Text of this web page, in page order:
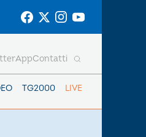
TG2000 LIVE
AppContatti